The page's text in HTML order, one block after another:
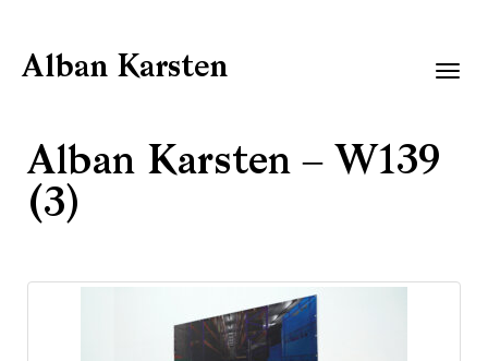
Alban Karsten
Alban Karsten – W139
(3)